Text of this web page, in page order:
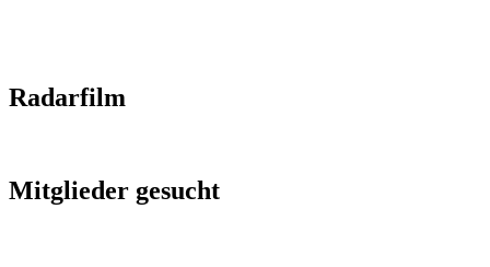
Radarfilm
Mitglieder gesucht